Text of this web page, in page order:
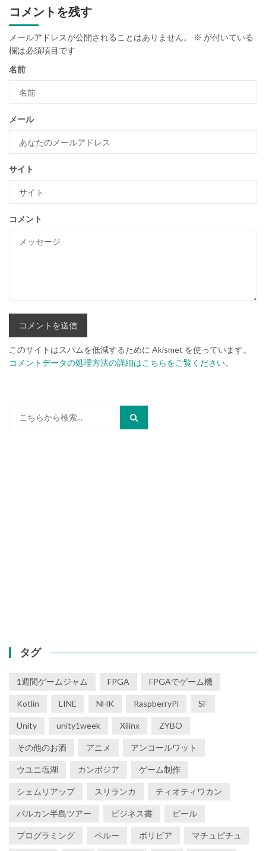
コメントを残す
メールアドレスが公開されることはありません。 ※ が付いている
欄は必須項目です
名前
メール
サイト
コメント
このサイトはスパムを低減するために Akismet を使っています。
コメントデータの処理方法の詳細はこちらをご覧ください。
タグ
1週間ゲームジャム FPGA FPGAでゲーム機
Kotlin LINE NHK RaspberryPi SF
Unity unity1week Xilinx ZYBO
その他のお酒 アニメ アンコールワット
ウユニ塩湖 カンボジア ゲーム制作
シェムリアップ スリランカ ティオティワカン
バルカン半島ツアー ビジネス書 ビール
プログラミング ペルー ボリビア マチュピチュ